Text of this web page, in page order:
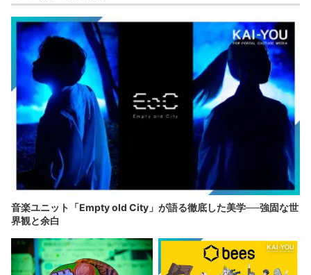
音楽ユニット「Empty old City」が語る徹底した美学──強固な世
界観と余白